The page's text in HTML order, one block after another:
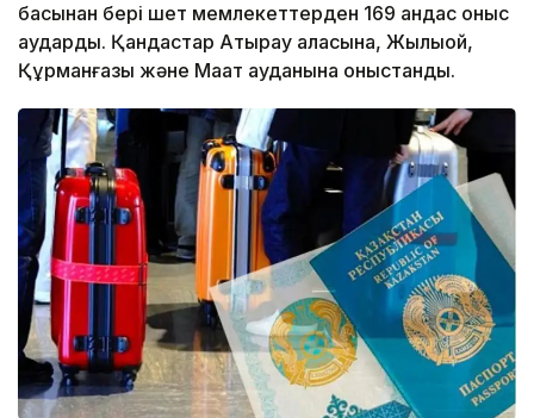
басынан бері шет мемлекеттерден 169 қандас қоныс
аударды. Қандастар Атырау қаласына, Жылыой,
Құрманғазы және Мақат ауданына қоныстанды.